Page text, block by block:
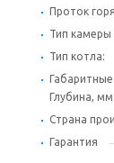
Проток
Тип камеры
Тип котла:
Глубина, мм
Страна
Гарантия